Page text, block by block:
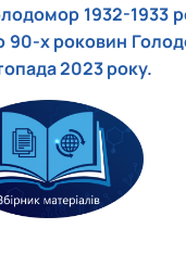
1932-1933
90-х роковин
2023 року.